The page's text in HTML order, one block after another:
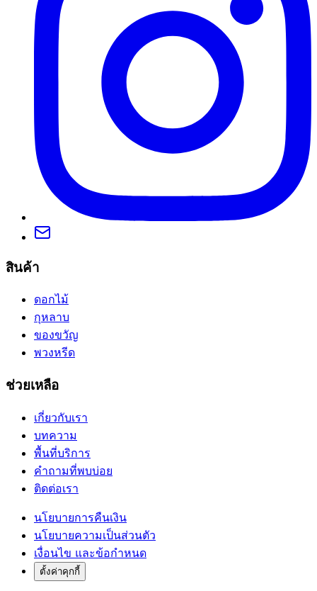
สินค้า
ดอกไม้
กุหลาบ
ของขวัญ
พวงหรีด
ช่วยเหลือ
เกี่ยวกับเรา
บทความ
พื้นที่บริการ
คำถามที่พบบ่อย
ติดต่อเรา
นโยบายการคืนเงิน
นโยบายความเป็นส่วนตัว
เงื่อนไข และข้อกำหนด
ตั้งค่าคุกกี้